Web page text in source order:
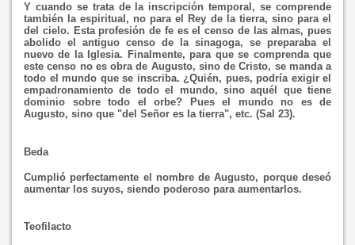
Y cuando se trata de la inscripción temporal, se comprende
también la espiritual, no para el Rey de la tierra, sino para el
del cielo. Esta profesión de fe es el censo de las almas, pues
abolido el antiguo censo de la sinagoga, se preparaba el
nuevo de la Iglesia. Finalmente, para que se comprenda que
este censo no es obra de Augusto, sino de Cristo, se manda a
todo el mundo que se inscriba. ¿Quién, pues, podría exigir el
empadronamiento de todo el mundo, sino aquél que tiene
dominio sobre todo el orbe? Pues el mundo no es de
Augusto, sino que "del Señor es la tierra", etc. (Sal 23).
Beda
Cumplió perfectamente el nombre de Augusto, porque deseó
aumentar los suyos, siendo poderoso para aumentarlos.
Teofilacto